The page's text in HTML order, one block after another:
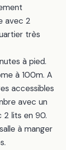
avec 2
très
à pied.
à 100m. A
accessibles
avec un
2 lits en 90.
à manger